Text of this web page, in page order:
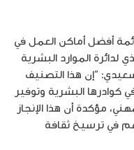
أفضل أماكن العمل في
التنفيذي لدائرة الموارد البشرية
“إن هذا التصنيف
البشرية وتوفير
مؤكدة أن هذا الإنجاز
في ترسيخ ثقافة